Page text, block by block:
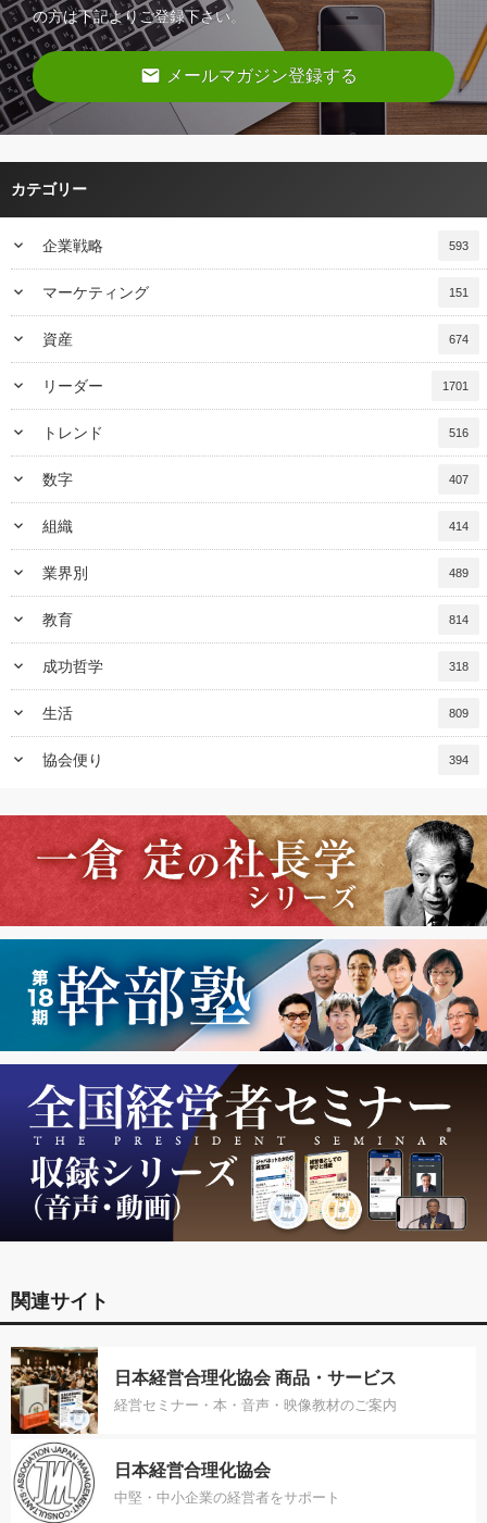
の方は下記よりご登録下さい。
email メールマガジン登録する
カテゴリー
keyboard_arrow_down 企業戦略 593
keyboard_arrow_down マーケティング 151
keyboard_arrow_down 資産 674
keyboard_arrow_down リーダー 1701
keyboard_arrow_down トレンド 516
keyboard_arrow_down 数字 407
keyboard_arrow_down 組織 414
keyboard_arrow_down 業界別 489
keyboard_arrow_down 教育 814
keyboard_arrow_down 成功哲学 318
keyboard_arrow_down 生活 809
keyboard_arrow_down 協会便り 394
関連サイト
日本経営合理化協会 商品・サービス
経営セミナー・本・音声・映像教材のご案内
日本経営合理化協会
中堅・中小企業の経営者をサポート